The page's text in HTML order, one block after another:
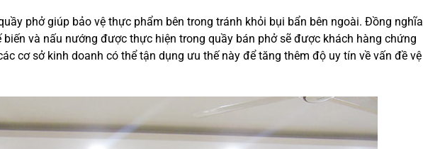
phở giúp bảo vệ thực phẩm bên trong tránh khỏi bụi bẩn bên ngoài. Đồng nghĩa
biến và nấu nướng được thực hiện trong quầy bán phở sẽ được khách hàng chứng
cơ sở kinh doanh có thể tận dụng ưu thế này để tăng thêm độ uy tín về vấn đề vệ